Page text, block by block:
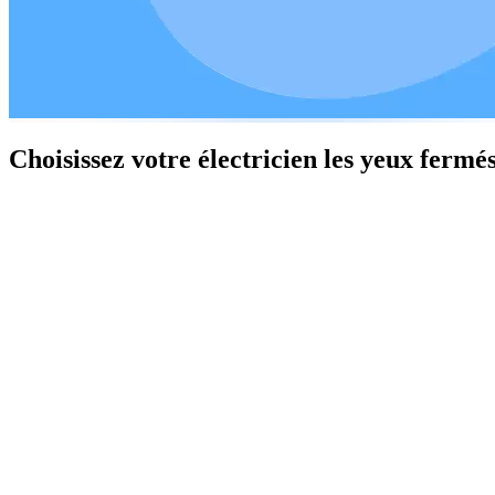
Choisissez votre électricien les yeux